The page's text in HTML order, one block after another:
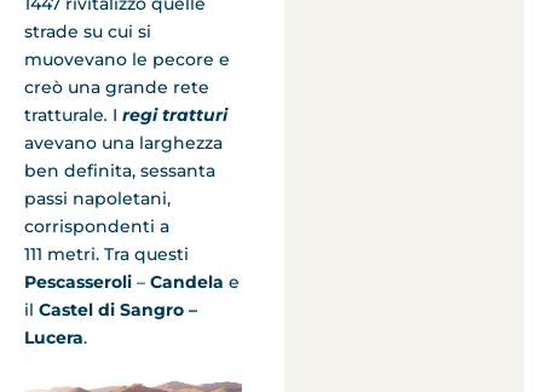
strade su cui si
muovevano le pecore e
creò una grande rete
tratturale. I regi tratturi
avevano una larghezza
ben definita, sessanta
passi napoletani,
corrispondenti a
111 metri. Tra questi
Pescasseroli – Candela e
il Castel di Sangro –
Lucera.